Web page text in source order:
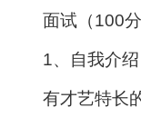
面试（100
1、自我介
有才艺特长